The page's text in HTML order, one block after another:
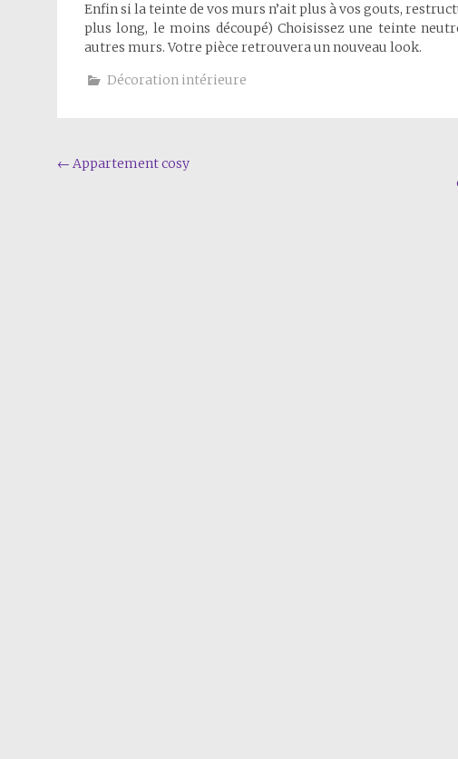
Enfin si la teinte de vos murs n’ait plus à vos gouts,
plus long, le moins découpé) Choisissez une teinte
autres murs. Votre pièce retrouvera un nouveau look.
Décoration intérieure
Navigation
← Appartement cosy